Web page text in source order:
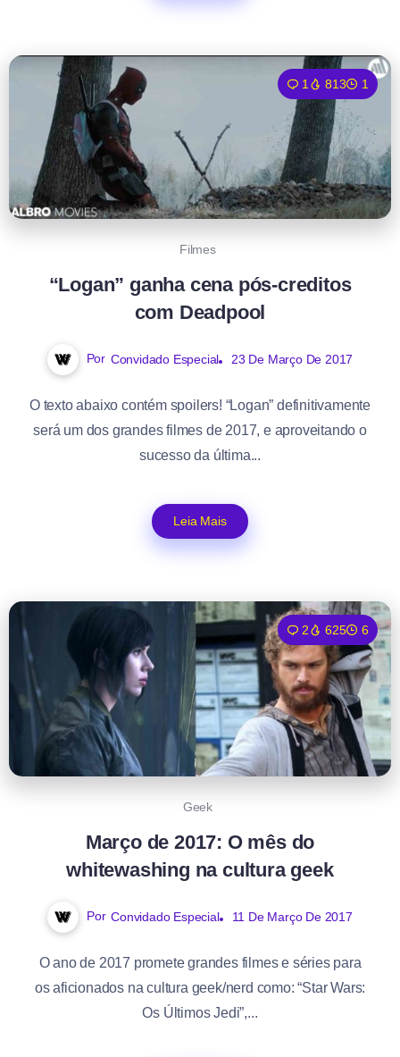
1 813 1
Filmes
“Logan” ganha cena pós-creditos
com Deadpool
Por Convidado Especial 23 De Março De 2017
O texto abaixo contém spoilers! “Logan” definitivamente
será um dos grandes filmes de 2017, e aproveitando o
sucesso da última...
Leia Mais
2 625 6
Geek
Março de 2017: O mês do
whitewashing na cultura geek
Por Convidado Especial 11 De Março De 2017
O ano de 2017 promete grandes filmes e séries para
os aficionados na cultura geek/nerd como: “Star Wars:
Os Últimos Jedi”,...